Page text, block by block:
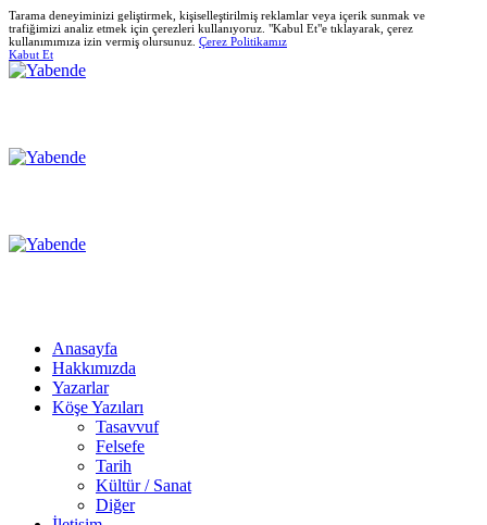
Tarama deneyiminizi geliştirmek, kişiselleştirilmiş reklamlar veya içerik sunmak ve
trafiğimizi analiz etmek için çerezleri kullanıyoruz. "Kabul Et"e tıklayarak, çerez
kullanımımıza izin vermiş olursunuz. Çerez Politikamız
Kabut Et
Anasayfa
Hakkımızda
Yazarlar
Köşe Yazıları
Tasavvuf
Felsefe
Tarih
Kültür / Sanat
Diğer